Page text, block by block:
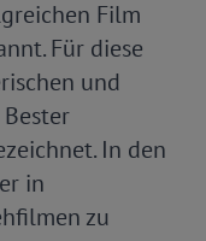
Film
Für diese
und
In den
in
zu